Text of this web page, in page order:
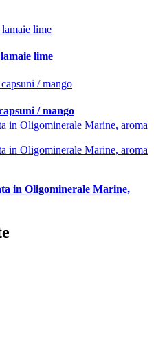
lime
/ mango
in Oligominerale Marine,